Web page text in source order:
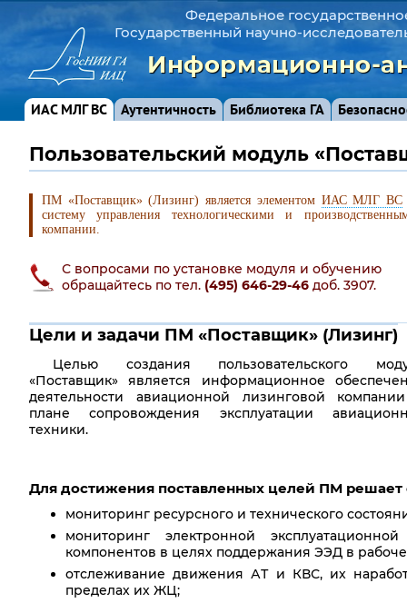
Федеральное
Государственный научно-
Информационно-
ИАС МЛГ ВС Аутентичность Библиотека ГА
Пользовательский модуль
ПМ «Поставщик» (Лизинг) является элементом ИАС МЛГ ВС
систему управления технологическими и
компании.
С вопросами по установке модуля и обучению
обращайтесь по тел. (495) 646-29-46 доб. 3907.
Цели и задачи ПМ «Поставщик» (Лизинг)
Целью создания пользовательского
«Поставщик» является информационное
деятельности авиационной лизинговой
плане сопровождения эксплуатации
техники.
Для достижения поставленных целей ПМ
мониторинг ресурсного и технического
мониторинг электронной
компонентов в целях поддержания ЭЭД в
отслеживание движения АТ и КВС, их
пределах их ЖЦ;